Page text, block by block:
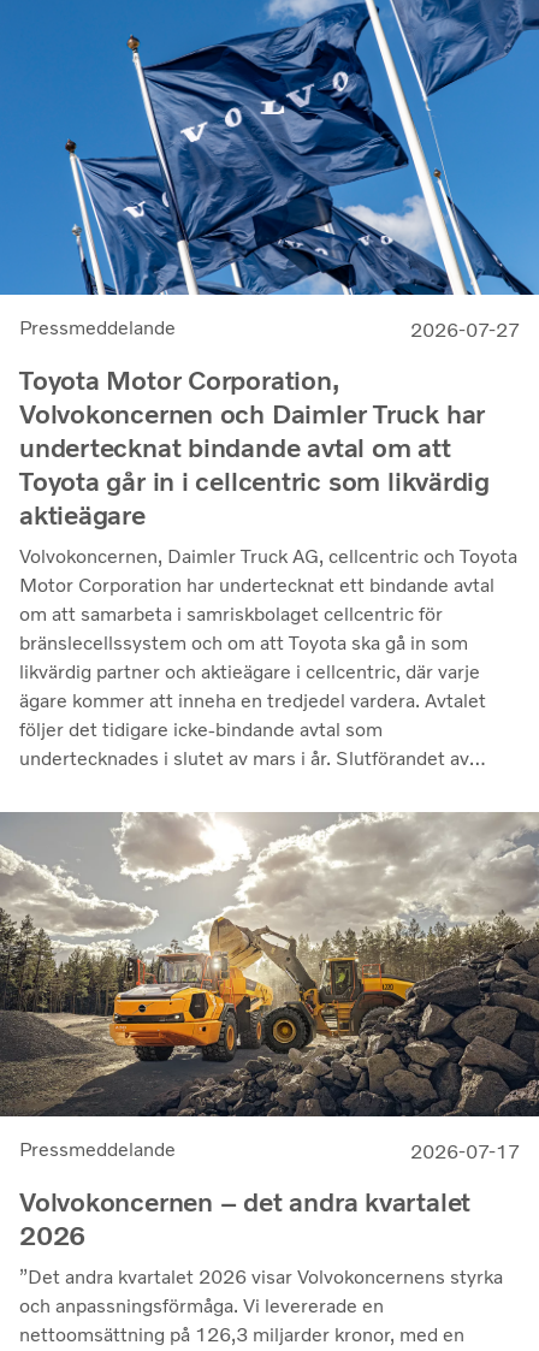
Pressmeddelande 2026-07-27
Toyota Motor Corporation,
Volvokoncernen och Daimler Truck har
undertecknat bindande avtal om att
Toyota går in i cellcentric som likvärdig
aktieägare
Volvokoncernen, Daimler Truck AG, cellcentric och Toyota
Motor Corporation har undertecknat ett bindande avtal
om att samarbeta i samriskbolaget cellcentric för
bränslecellssystem och om att Toyota ska gå in som
likvärdig partner och aktieägare i cellcentric, där varje
ägare kommer att inneha en tredjedel vardera. Avtalet
följer det tidigare icke-bindande avtal som
undertecknades i slutet av mars i år. Slutförandet av
godkännanden erhålls. Genom samarbetet avser parterna
att stärka cellcentrics position som en ledande utvecklare
och producent av bränslecellssystem för tunga
kommersiella tillämpningar.
Pressmeddelande 2026-07-17
Volvokoncernen – det andra kvartalet
2026
”Det andra kvartalet 2026 visar Volvokoncernens styrka
och anpassningsförmåga. Vi levererade en
nettoomsättning på 126,3 miljarder kronor, med en